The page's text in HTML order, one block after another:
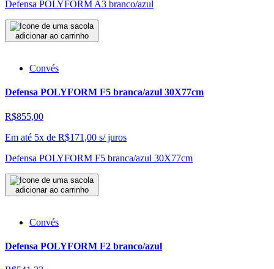
Defensa POLYFORM A3 branco/azul
adicionar ao carrinho
Convés
Defensa POLYFORM F5 branca/azul 30X77cm
R$855,00
Em até 5x de R$171,00 s/ juros
Defensa POLYFORM F5 branca/azul 30X77cm
adicionar ao carrinho
Convés
Defensa POLYFORM F2 branco/azul